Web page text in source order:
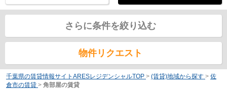
さらに条件を絞り込む
物件リクエスト
千葉県の賃貸情報サイトARESレジデンシャルTOP > (賃貸)地域から探す > 佐
倉市の賃貸 > 角部屋の賃貸